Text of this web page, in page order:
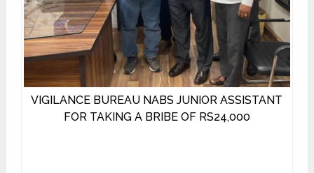
VIGILANCE BUREAU NABS JUNIOR ASSISTANT
FOR TAKING A BRIBE OF RS24,000